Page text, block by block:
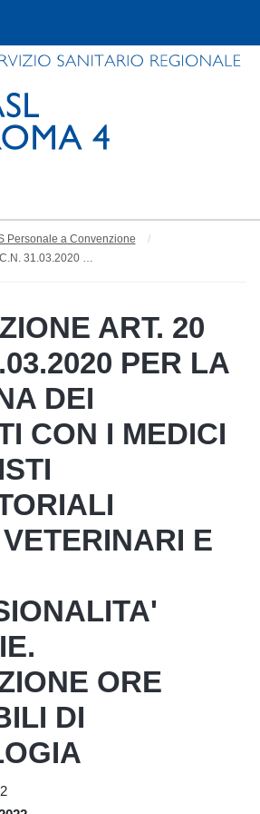
Personale a Convenzione
APPLICAZIONE ART. 20 A.C.N. 31.03.2020 PER LA DISCIPLINA DEI RAPPORTI CON I MEDICI SPECIALISTI AMBULATORIALI INTERNI, VETERINARI E ALTRE PROFESSIONALITA' SANITARIE. ATTRIBUZIONE ORE DISPONIBILI DI CARDIOLOGIA
ART. 20
PER LA
DEI
CON I MEDICI
E
ORE
DI